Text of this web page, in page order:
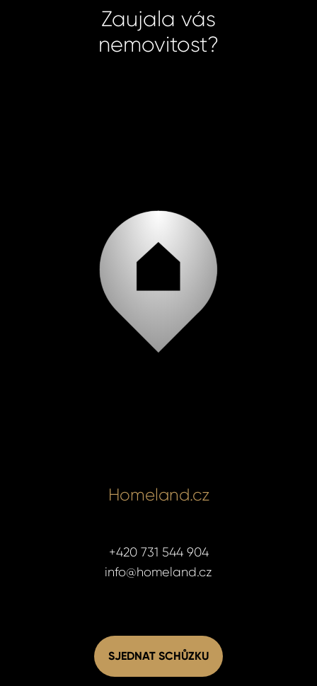
Zaujala vás
nemovitost?
Homeland.cz
+420 731 544 904
info@homeland.cz
SJEDNAT SCHŮZKU